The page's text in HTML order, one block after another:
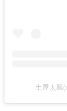
土屋太鳳